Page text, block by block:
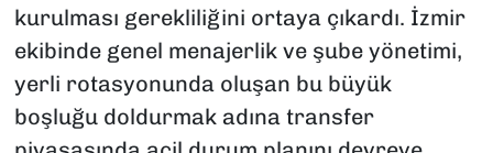
kurulması gerekliliğini ortaya çıkardı. İzmir
ekibinde genel menajerlik ve şube yönetimi,
yerli rotasyonunda oluşan bu büyük
boşluğu doldurmak adına transfer